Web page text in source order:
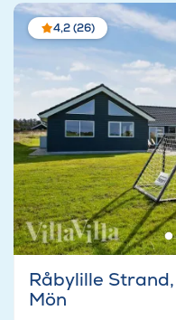
4,2 (26)
Råbylille
Mön